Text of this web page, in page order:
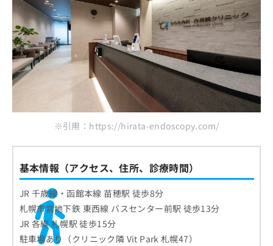
※引用：https://hirata-endoscopy.com/
基本情報（アクセス、住所、診療時間）
JR 千歳線・函館本線 苗穂駅 徒歩8分
札幌市営地下鉄 東西線 バスセンター前駅 徒歩13分
JR 各線 札幌駅 徒歩15分
駐車場あり（クリニック隣 Vit Park 札幌47）